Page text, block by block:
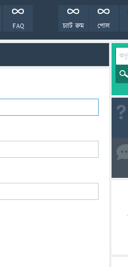
FAQ পোল
চ্যাট রুম